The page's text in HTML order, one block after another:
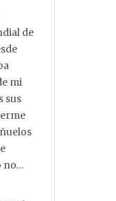
de
mi
sus
no…